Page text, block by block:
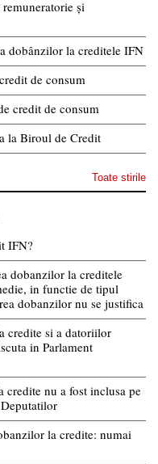
și
dobânzilor la creditele IFN
de consum
credit de consum
la Biroul de Credit
Toate stirile
IFN?
dobanzilor la creditele
in functie de tipul
dobanzilor nu se justifica
credite si a datoriilor
in Parlament
nu a fost inclusa pe
la credite: numai